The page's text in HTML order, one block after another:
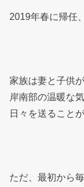
2019年春に帰任
家族は妻と子供
岸南部の温暖な
日々を送ること
ただ、最初から